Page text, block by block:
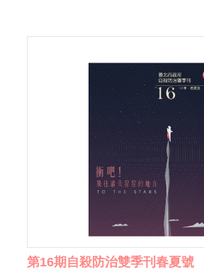
第16期自殺防治雙季刊春夏號